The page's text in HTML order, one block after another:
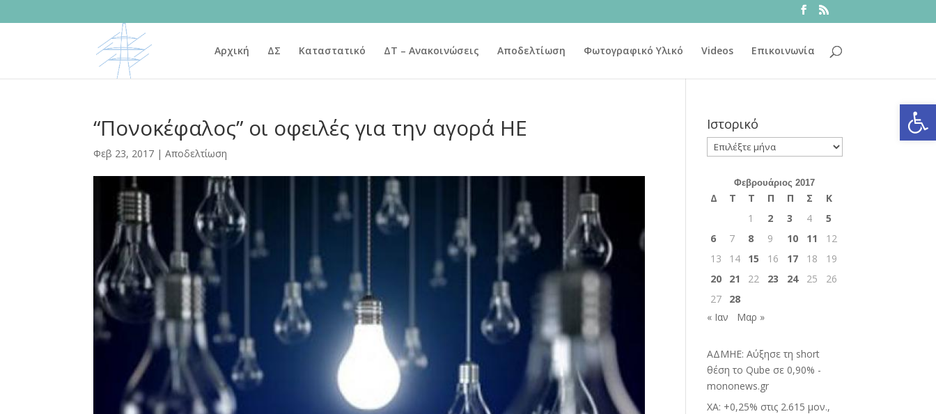
Αρχική ΔΣ Καταστατικό ΔΤ – Ανακοινώσεις Αποδελτίωση Φωτογραφικό Υλικό Videos Επικοινωνία
“Πονοκέφαλος” οι οφειλές για την αγορά ΗΕ
Φεβ 23, 2017 |Αποδελτίωση
Ιστορικό
Ιστορικό
Φεβρουάριος 2017
Δ Τ Τ Π Π Σ
Κ
1
2 3 4
5
6
7 8 9 10 11
12
13
14 15 16 17 18
19
20
21 22 23 24 25
26
27
28
« Ιαν
Μαρ »
ΑΔΜΗΕ: Αύξησε τη short
θέση το Qube σε 0,90% -
mononews.gr
ΧΑ: +0,25% στις 2.615 μον.,